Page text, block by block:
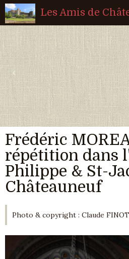
Les Amis de
Page d'accueil
Livre d'or
Agenda
Quiz
Vidéos
Album
Contact
Sondages
‹
Frédéric
répétition dans
Philippe & St-
Châteauneuf
Photo & copyright : Claude FINOT